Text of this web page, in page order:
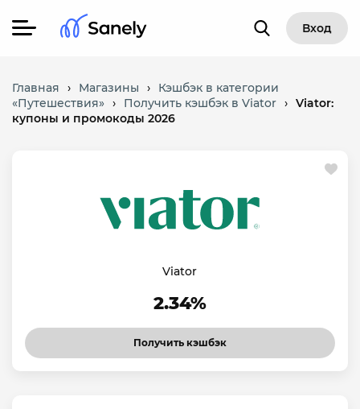
Вход
Главная › Магазины ›
Кэшбэк в категории
«Путешествия» › Получить кэшбэк в Viator › Viator:
купоны и промокоды 2026
Viator
2.34%
Получить кэшбэк